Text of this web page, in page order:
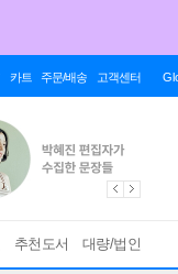
카트 주문/배송 고객센터
추천도서 대량/법인